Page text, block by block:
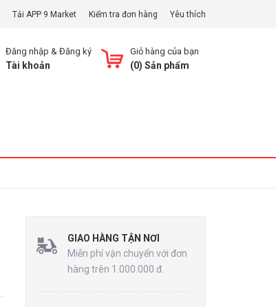
Tải APP 9 Market Kiểm tra đơn hàng Yêu thích
Giỏ hàng của bạn
(0) Sản phẩm
Đăng nhập & Đăng ký
Tài khoản
GIAO HÀNG TẬN NƠI
Miễn phí vận chuyển với đơn
hàng trên 1.000.000 đ.